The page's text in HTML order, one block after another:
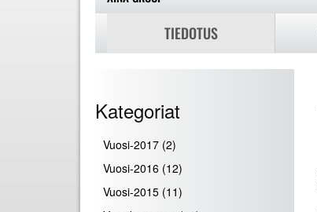
TIEDOTUS
Kategoriat
Vuosi-2017 (2)
Vuosi-2016 (12)
Vuosi-2015 (11)